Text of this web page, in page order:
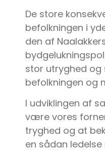
De store
befolkningen i
den af
stor utryghed og
befolkningen og
I udviklingen af
være vores
tryghed og at
en sådan